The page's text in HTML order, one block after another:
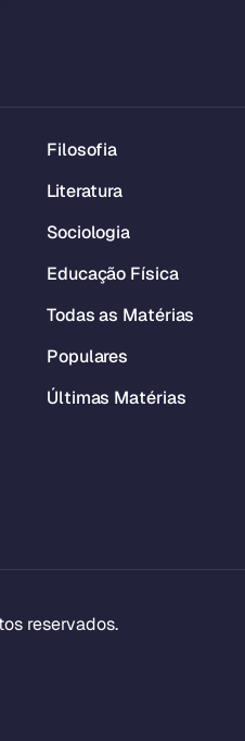
Filosofia
Literatura
Sociologia
Educação Física
Todas as Matérias
Populares
Últimas Matérias
reservados.